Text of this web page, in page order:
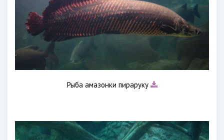
Рыба амазонки пираруку